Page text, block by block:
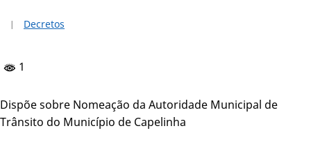
Decretos
1
Dispõe sobre Nomeação da Autoridade Municipal de
Trânsito do Município de Capelinha